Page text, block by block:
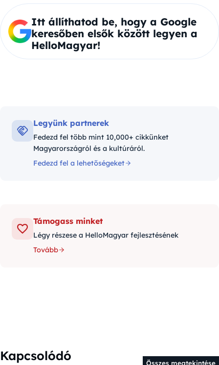
Itt állíthatod be, hogy a Google
keresőben elsők között legyen a
HelloMagyar!
Legyünk partnerek
Fedezd fel több mint 10,000+ cikkünket
Magyarországról és a kultúráról.
Fedezd fel a lehetőségeket
Támogass minket
Légy részese a HelloMagyar fejlesztésének
Tovább
Kapcsolódó
Összes megtekintése